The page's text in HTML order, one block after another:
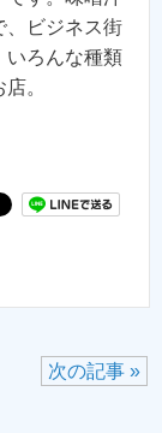
、ビジネス街
いろんな種類
。
次の記事 »